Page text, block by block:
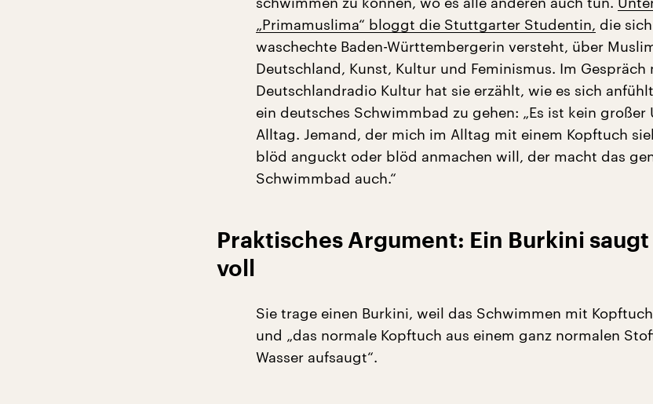
„Primamuslima“ bloggt die Stuttgarter Studentin, die
waschechte Baden-Württembergerin versteht, über
Deutschland, Kunst, Kultur und Feminismus. Im Gespräch
Deutschlandradio Kultur hat sie erzählt, wie es sich
ein deutsches Schwimmbad zu gehen: „Es ist kein großer
Alltag. Jemand, der mich im Alltag mit einem Kopftuch
blöd anguckt oder blöd anmachen will, der macht das
Schwimmbad auch.“
Praktisches Argument: Ein Burkini
voll
Sie trage einen Burkini, weil das Schwimmen mit
und „das normale Kopftuch aus einem ganz normalen
Wasser aufsaugt“.